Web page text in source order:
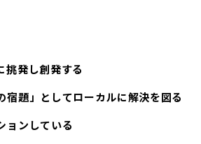
挑発し創発する
宿題」としてローカルに解決を図る
ョンしている